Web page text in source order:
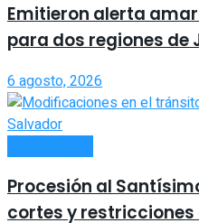
Emitieron alerta
para dos regiones de
6 agosto, 2026
Procesión al
cortes y